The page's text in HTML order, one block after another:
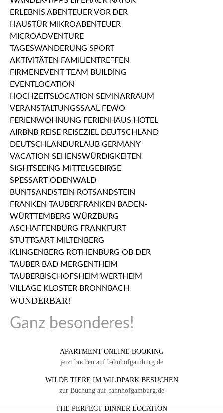
WUNDERBAR!
Ganz besonderes!
APARTMENT ONLINE BOOKING
jetzt buchen auf bahnhofgamburg.de
WILDE TIERE IM WILDPARK BESUCHEN
zur Buchung auf bahnhofgamburg.de
THE PERFECT DINNER LOCATION